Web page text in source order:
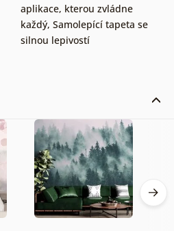
aplikace, kterou zvládne
každý, Samolepící tapeta se
silnou lepivostí